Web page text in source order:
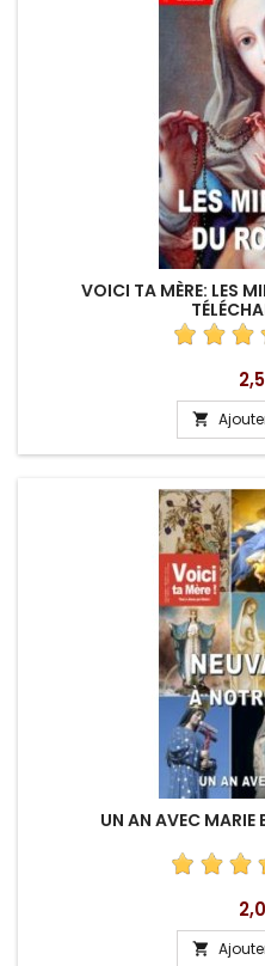
VOICI TA MÈRE: LES
Prix

UN AN AVEC MARIE
Prix
